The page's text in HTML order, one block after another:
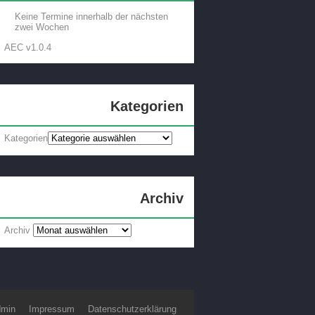
Keine Termine innerhalb der nächsten
zwei Wochen
AEC v1.0.4
Kategorien
Kategorien
Archiv
Archiv
Impressum Datenschutzerklärung